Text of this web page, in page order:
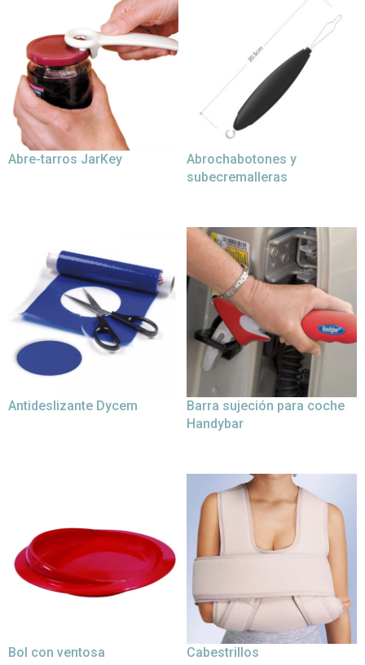
Abre-tarros JarKey
Abrochabotones y
subecremalleras
Antideslizante Dycem
Barra sujeción para coche
Handybar
Bol con ventosa Cabestrillos